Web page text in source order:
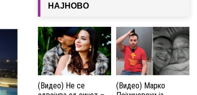
НАЈНОВО
(Видео) Не се
(Видео) Марко